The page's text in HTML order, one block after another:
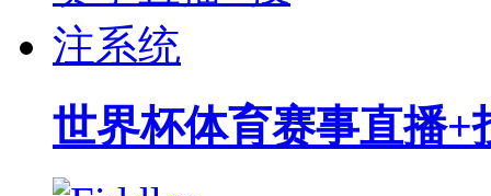
世界杯体育赛事直播+